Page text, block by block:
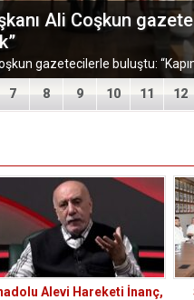
Ali Coşkun
7 8 9 10 11 12
Alevi Hareketi İnanç,